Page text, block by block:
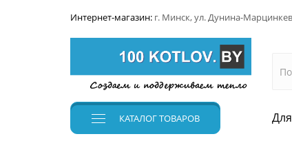
Интернет-магазин: г. Минск, ул. Дунина-
КАТАЛОГТОВАРОВ